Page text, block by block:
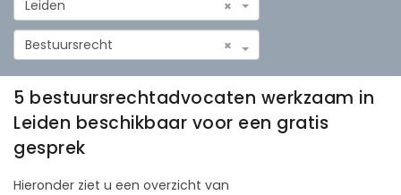
×
Leiden
×
Bestuursrecht
5 bestuursrechtadvocaten werkzaam in
Leiden beschikbaar voor een gratis
gesprek
Hieronder ziet u een overzicht van